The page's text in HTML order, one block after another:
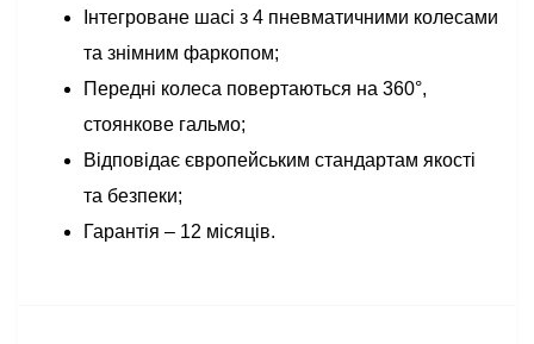
Інтегроване шасі з 4 пневматичними колесами
та знімним фаркопом;
Передні колеса повертаються на 360°,
стоянкове гальмо;
Відповідає європейським стандартам якості
та безпеки;
Гарантія – 12 місяців.